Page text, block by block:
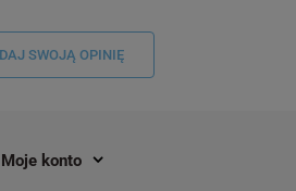
SWOJĄ OPINIĘ
Moje konto